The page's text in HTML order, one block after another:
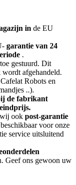
in de EU
garantie van 24
.
gestuurd. Dit
afgehandeld.
Cafelat Robots en
..).
de fabrikant
ook post-garantie
voor onze
service uitsluitend
Geef ons gewoon uw